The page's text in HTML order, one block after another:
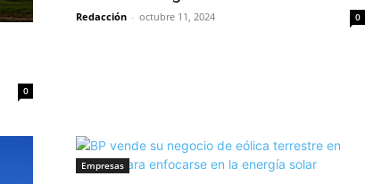
0
Redacción - octubre 11, 2024 0
Empresas